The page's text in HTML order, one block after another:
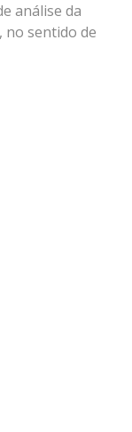
análise da
no sentido de